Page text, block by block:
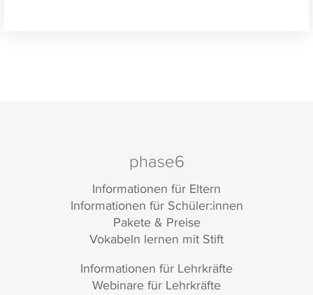
phase6
Informationen für Eltern
Informationen für Schüler:innen
Pakete & Preise
Vokabeln lernen mit Stift
Informationen für Lehrkräfte
Webinare für Lehrkräfte